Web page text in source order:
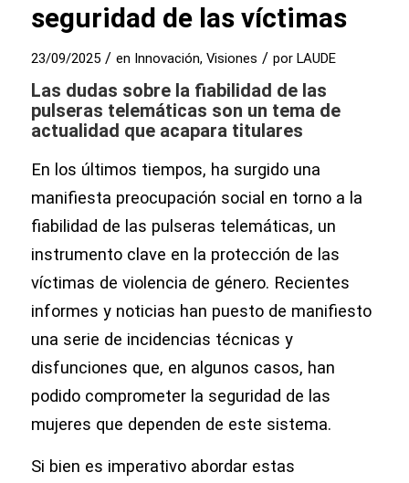
seguridad de las víctimas
23/09/2025 / en Innovación, Visiones / por LAUDE
Las dudas sobre la fiabilidad de las
pulseras telemáticas son un tema de
actualidad que acapara titulares
En los últimos tiempos, ha surgido una
manifiesta preocupación social en torno a la
fiabilidad de las pulseras telemáticas, un
instrumento clave en la protección de las
víctimas de violencia de género. Recientes
informes y noticias han puesto de manifiesto
una serie de incidencias técnicas y
disfunciones que, en algunos casos, han
podido comprometer la seguridad de las
mujeres que dependen de este sistema.
Si bien es imperativo abordar estas